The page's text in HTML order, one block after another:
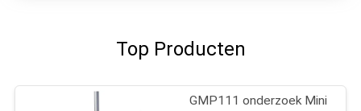
Top Producten
GMP111 onderzoek Mini